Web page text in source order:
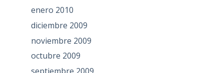
enero 2010
diciembre 2009
noviembre 2009
octubre 2009